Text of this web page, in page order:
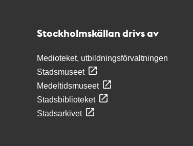
Stockholmskällan drivs av
Medioteket, utbildningsförvaltningen
Stadsmuseet
Medeltidsmuseet
Stadsbiblioteket
Stadsarkivet